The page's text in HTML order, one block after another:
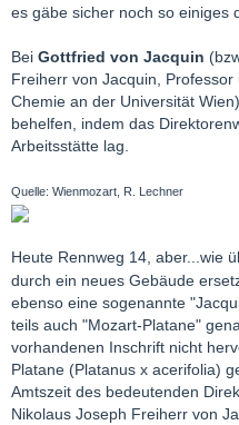
es gäbe sicher noch so einiges
Bei Gottfried von Jacquin
Freiherr von Jacquin,
Chemie an der Universität
behelfen, indem das
Arbeitsstätte lag.
Quelle: Wienmozart, R. Lechner
Heute Rennweg 14, aber...wie
durch ein neues Gebäude
ebenso eine sogenannte
teils auch "Mozart-Platane"
vorhandenen Inschrift nicht
Platane (Platanus x acerifolia)
Amtszeit des bedeutenden
Nikolaus Joseph Freiherr von